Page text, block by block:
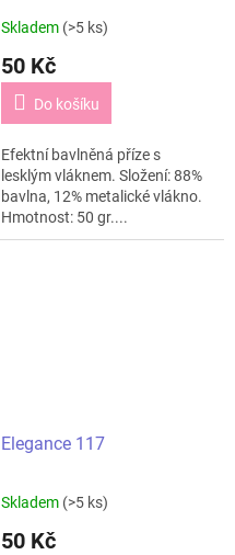
Skladem (>5 ks)
50 Kč
Do košíku
Efektní bavlněná příze s
lesklým vláknem. Složení: 88%
bavlna, 12% metalické vlákno.
Hmotnost: 50 gr....
Elegance 117
Skladem (>5 ks)
50 Kč